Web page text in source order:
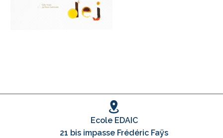
Ecole EDAIC
21 bis impasse Frédéric Faÿs